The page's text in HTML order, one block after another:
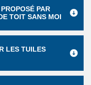
PAR
TOIT SANS MOI
LES TUILES